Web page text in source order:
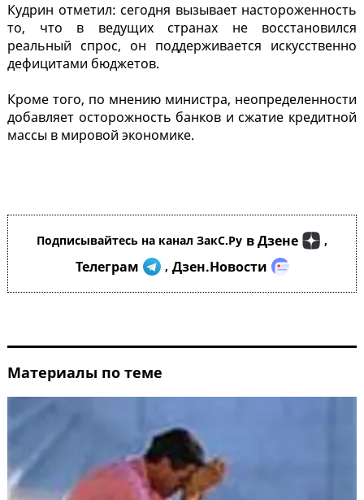
Кудрин отметил: сегодня вызывает настороженность
то, что в ведущих странах не восстановился
реальный спрос, он поддерживается искусственно
дефицитами бюджетов.
Кроме того, по мнению министра, неопределенности
добавляет осторожность банков и сжатие кредитной
массы в мировой экономике.
Подписывайтесь на канал ЗакС.Ру в Дзене ,
Телеграм , Дзен.Новости
Материалы по теме